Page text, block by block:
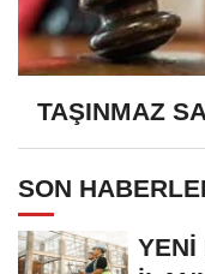
TAŞINMAZ
SON
YENİ